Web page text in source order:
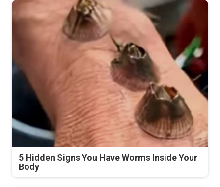
5 Hidden Signs You Have Worms Inside Your
Body